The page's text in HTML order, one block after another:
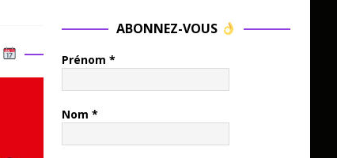
Ever Let
(4:40)
7. Echoes
of a
Distant
ABONNEZ-VOUS
Prénom *
Nom *